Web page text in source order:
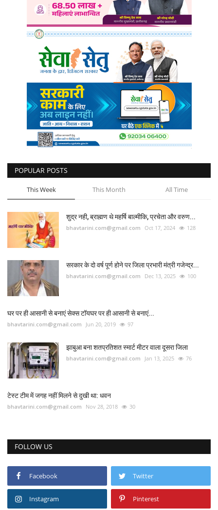
POPULAR POSTS
This Week This Month All Time
शुद्र नही, ब्राह्मण थे महर्षि बाल्मीकि, प्रचेता और वरुण...
bhavtarini.com@gmail.com Oct 17, 2024 128
सरकार के दो वर्ष पूर्ण होने पर जिला प्रभारी मंत्री गजेन्द्र...
bhavtarini.com@gmail.com Dec 13, 2025 100
घर पर ही आसानी से बनाएं सेक्स टॉयघर पर ही आसानी से बनाएं...
bhavtarini.com@gmail.com Jun 20, 2019 97
झाबुआ बना शतप्रतिशत स्मार्ट मीटर वाला दूसरा जिला
bhavtarini.com@gmail.com Jan 13, 2025 76
टेस्ट टीम में जगह नहीं मिलने से दुखी था: धवन
bhavtarini.com@gmail.com Nov 28, 2018 30
FOLLOW US
Facebook Twitter
Instagram Pinterest